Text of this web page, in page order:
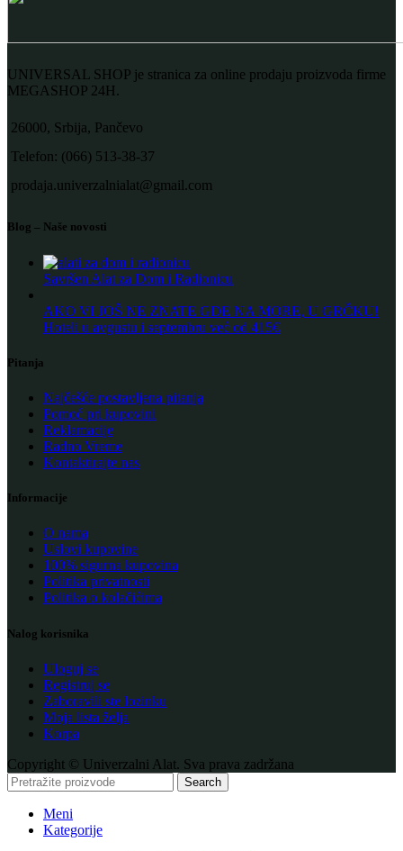
UNIVERSAL SHOP je stranica za online prodaju proizvoda firme
MEGASHOP 24H.
26000, Srbija, Pančevo
Telefon: (066) 513-38-37
prodaja.univerzalnialat@gmail.com
Blog – Naše novosti
Savršen Alat za Dom i Radionicu
AKO VI JOŠ NE ZNATE GDE NA MORE, U GRČKU!
Hoteli u avgustu i septembru već od 415€
Pitanja
Najčešće postavljena pitanja
Pomoć pri kupovini
Reklamacije
Radno Vreme
Kontaktirajte nas
Informacije
O nama
Uslovi kupovine
100% sigurna kupovina
Politika privatnosti
Politika o kolačićima
Nalog korisnika
Uloguj se
Registruj se
Zaboravili ste lozinku
Moja lista želja
Korpa
Copyright © Univerzalni Alat. Sva prava zadržana
Search
Meni
Kategorije